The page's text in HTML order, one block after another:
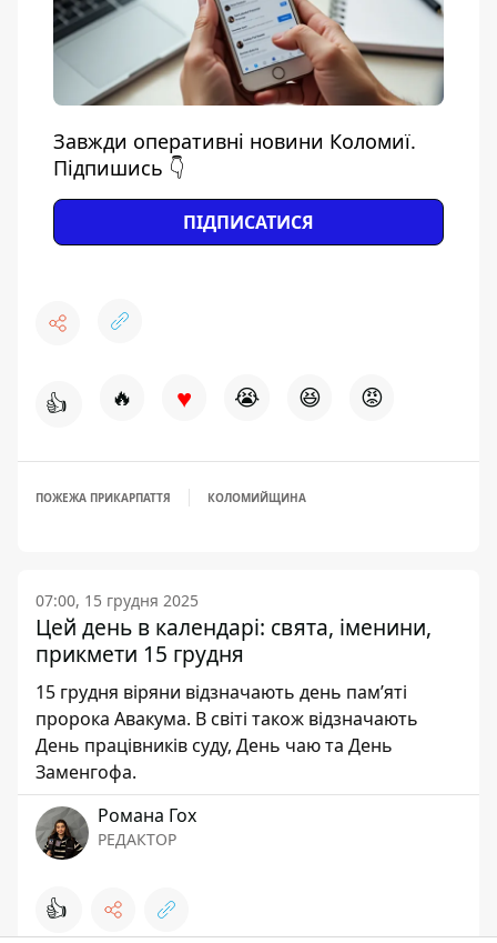
Завжди оперативні новини Коломиї.
Підпишись 👇
ПІДПИСАТИСЯ
👍 🔥 ♥ 😭 😆 😡
ПОЖЕЖА ПРИКАРПАТТЯ КОЛОМИЙЩИНА
07:00, 15 грудня 2025
Цей день в календарі: свята, іменини,
прикмети 15 грудня
15 грудня віряни відзначають день пам’яті
пророка Авакума. В світі також відзначають
День працівників суду, День чаю та День
Заменгофа.
Романа Гох
РЕДАКТОР
👍